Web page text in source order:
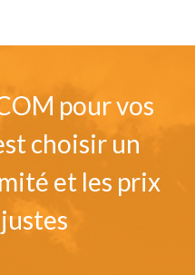
pour vos
choisir un
et les prix